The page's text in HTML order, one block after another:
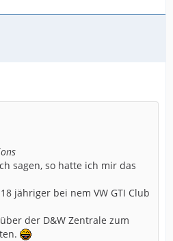
sagen, so hatte ich mir das
jähriger bei nem VW GTI Club
der D&W Zentrale zum